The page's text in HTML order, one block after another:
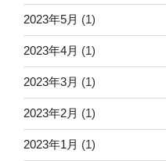
2023年5月 (1)
2023年4月 (1)
2023年3月 (1)
2023年2月 (1)
2023年1月 (1)